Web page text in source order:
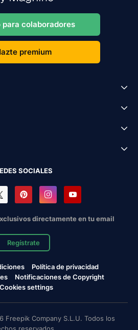
para colaboradores
premium
SOCIALES
directamente en tu email
Regístrate
Política de privacidad
Notificaciones de Copyright
Cookies settings
Company S.L.U. Todos los